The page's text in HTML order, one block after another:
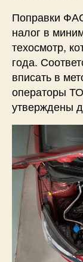
Поправки
налог в
техосмотр,
года.
вписать в
операторы
утверждены